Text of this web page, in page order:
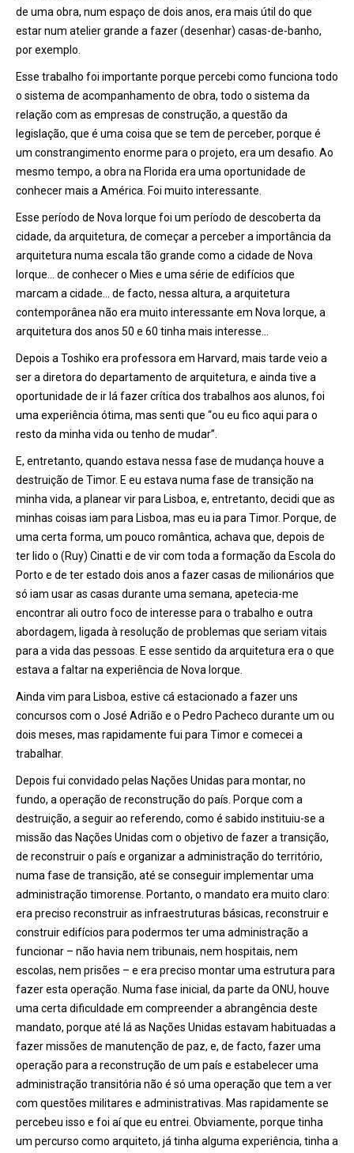
de uma obra, num espaço de dois anos, era mais útil do que
estar num atelier grande a fazer (desenhar) casas-de-banho,
por exemplo.
Esse trabalho foi importante porque percebi como funciona todo
o sistema de acompanhamento de obra, todo o sistema da
relação com as empresas de construção, a questão da
legislação, que é uma coisa que se tem de perceber, porque é
um constrangimento enorme para o projeto, era um desafio. Ao
mesmo tempo, a obra na Florida era uma oportunidade de
conhecer mais a América. Foi muito interessante.
Esse período de Nova Iorque foi um período de descoberta da
cidade, da arquitetura, de começar a perceber a importância da
arquitetura numa escala tão grande como a cidade de Nova
Iorque… de conhecer o Mies e uma série de edifícios que
marcam a cidade… de facto, nessa altura, a arquitetura
contemporânea não era muito interessante em Nova Iorque, a
arquitetura dos anos 50 e 60 tinha mais interesse…
Depois a Toshiko era professora em Harvard, mais tarde veio a
ser a diretora do departamento de arquitetura, e ainda tive a
oportunidade de ir lá fazer crítica dos trabalhos aos alunos, foi
uma experiência ótima, mas senti que “ou eu fico aqui para o
resto da minha vida ou tenho de mudar”.
E, entretanto, quando estava nessa fase de mudança houve a
destruição de Timor. E eu estava numa fase de transição na
minha vida, a planear vir para Lisboa, e, entretanto, decidi que as
minhas coisas iam para Lisboa, mas eu ia para Timor. Porque, de
uma certa forma, um pouco romântica, achava que, depois de
ter lido o (Ruy) Cinatti e de vir com toda a formação da Escola do
Porto e de ter estado dois anos a fazer casas de milionários que
só iam usar as casas durante uma semana, apetecia-me
encontrar ali outro foco de interesse para o trabalho e outra
abordagem, ligada à resolução de problemas que seriam vitais
para a vida das pessoas. E esse sentido da arquitetura era o que
estava a faltar na experiência de Nova Iorque.
Ainda vim para Lisboa, estive cá estacionado a fazer uns
concursos com o José Adrião e o Pedro Pacheco durante um ou
dois meses, mas rapidamente fui para Timor e comecei a
trabalhar.
Depois fui convidado pelas Nações Unidas para montar, no
fundo, a operação de reconstrução do país. Porque com a
destruição, a seguir ao referendo, como é sabido instituiu-se a
missão das Nações Unidas com o objetivo de fazer a transição,
de reconstruir o país e organizar a administração do território,
numa fase de transição, até se conseguir implementar uma
administração timorense. Portanto, o mandato era muito claro:
era preciso reconstruir as infraestruturas básicas, reconstruir e
construir edifícios para podermos ter uma administração a
funcionar – não havia nem tribunais, nem hospitais, nem
escolas, nem prisões – e era preciso montar uma estrutura para
fazer esta operação. Numa fase inicial, da parte da ONU, houve
uma certa dificuldade em compreender a abrangência deste
mandato, porque até lá as Nações Unidas estavam habituadas a
fazer missões de manutenção de paz, e, de facto, fazer uma
operação para a reconstrução de um país e estabelecer uma
administração transitória não é só uma operação que tem a ver
com questões militares e administrativas. Mas rapidamente se
percebeu isso e foi aí que eu entrei. Obviamente, porque tinha
um percurso como arquiteto, já tinha alguma experiência, tinha a